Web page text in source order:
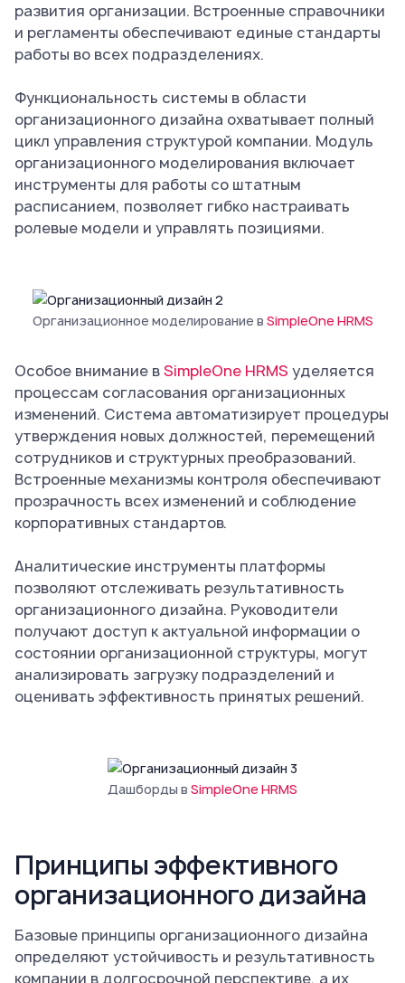
развития организации. Встроенные справочники
и регламенты обеспечивают единые стандарты
работы во всех подразделениях.
Функциональность системы в области
организационного дизайна охватывает полный
цикл управления структурой компании. Модуль
организационного моделирования включает
инструменты для работы со штатным
расписанием, позволяет гибко настраивать
ролевые модели и управлять позициями.
Организационное моделирование в SimpleOne HRMS
Особое внимание вSimpleOne HRMS уделяется
процессам согласования организационных
изменений. Система автоматизирует процедуры
утверждения новых должностей, перемещений
сотрудников и структурных преобразований.
Встроенные механизмы контроля обеспечивают
прозрачность всех изменений и соблюдение
корпоративных стандартов.
Аналитические инструменты платформы
позволяют отслеживать результативность
организационного дизайна. Руководители
получают доступ к актуальной информации о
состоянии организационной структуры, могут
анализировать загрузку подразделений и
оценивать эффективность принятых решений.
Дашборды в SimpleOne HRMS
Принципы эффективного
организационного дизайна
Базовые принципы организационного дизайна
определяют устойчивость и результативность
компании в долгосрочной перспективе, а их